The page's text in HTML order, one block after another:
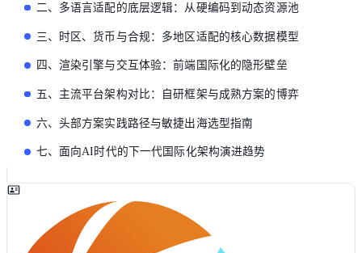
二、多语言适配的底层逻辑：从硬编码到动态资源池
三、时区、货币与合规：多地区适配的核心数据模型
四、渲染引擎与交互体验：前端国际化的隐形壁垒
五、主流平台架构对比：自研框架与成熟方案的博弈
六、头部方案实践路径与敏捷出海选型指南
七、面向AI时代的下一代国际化架构演进趋势